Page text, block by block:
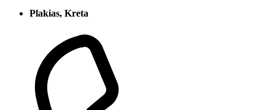
Plakias, Kreta